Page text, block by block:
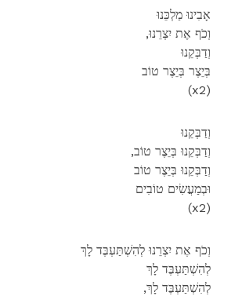
אָבִינוּ מַלְכֵּנוּ
,וְכֹף אֶת יִצְרֵנוּ
וְדַבְּקֵנוּ
בְּיֵצֶר בְּיֵצֶר טוֹב
(x2)
וְדַבְּקֵנוּ
,וְדַבְּקֵנוּ בְּיֵצֶר טוֹב
וְדַבְּקֵנוּ בְּיֵצֶר טוֹב
וּבְמַעֲשִׂים טוֹבִים
(x2)
וְכֹף אֶת יִצְרֵנוּ לְהִשְׁתַּעְבֶּד לָךְ
לְהִשְׁתַּעְבֶּד לָךְ
,לְהִשְׁתַּעְבֶּד לָךְ